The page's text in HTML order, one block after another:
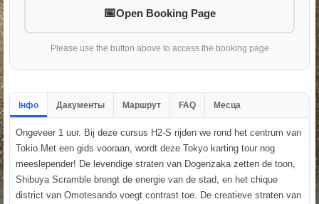
Open Booking Page
Please use the button above to access the booking page
Інфо Дакументы Маршрут FAQ Месца
Ongeveer 1 uur. Bij deze cursus H2-S rijden we rond het centrum van
Tokio.Met een gids vooraan, wordt deze Tokyo karting tour nog
meeslepender! De levendige straten van Dogenzaka zetten de toon,
Shibuya Scramble brengt de energie van de stad, en het chique
district van Omotesando voegt contrast toe. De creatieve straten van